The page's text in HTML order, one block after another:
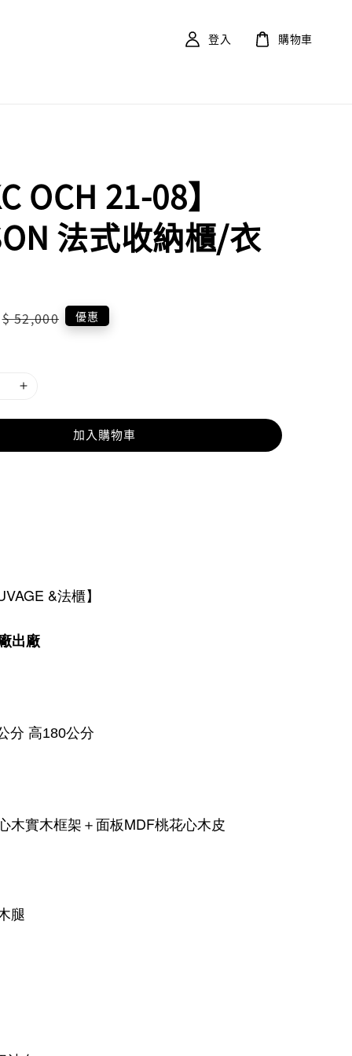
登入 購物車
OCH 21-08】
法式收納櫃/衣
Regular
$ 52,000 優惠
加入購物車
&法櫃】
出廠
分 高180公分
木實木框架＋面板MDF桃花心木皮
腿